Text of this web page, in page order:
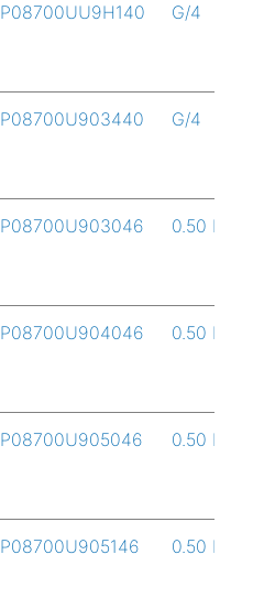
P08700UU9H140 G/4
P08700U903440 G/4
P08700U903046 0.50 L
P08700U904046 0.50 L
P08700U905046 0.50 L
P08700U905146 0.50 L